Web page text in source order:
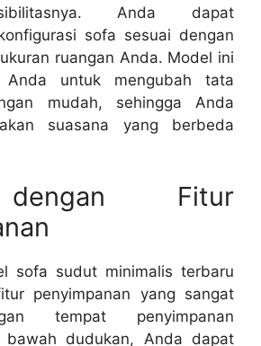
Anda dapat
sofa sesuai dengan
ruangan Anda. Model ini
Anda untuk mengubah tata
mudah, sehingga Anda
suasana yang berbeda
Fitur
sofa sudut minimalis terbaru
penyimpanan yang sangat
tempat penyimpanan
bawah dudukan, Anda dapat